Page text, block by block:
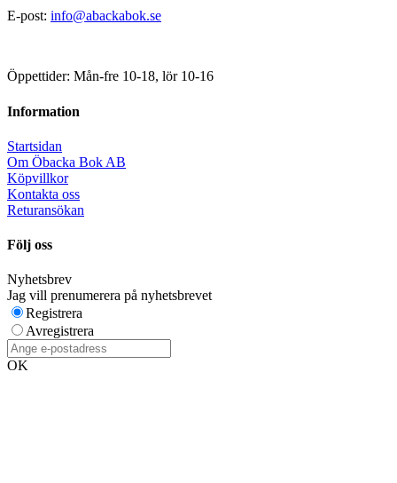
E-post: info@abackabok.se
Öppettider: Mån-fre 10-18, lör 10-16
Information
Startsidan
Om Öbacka Bok AB
Köpvillkor
Kontakta oss
Returansökan
Följ oss
Nyhetsbrev
Jag vill prenumerera på nyhetsbrevet
Registrera
Avregistrera
OK